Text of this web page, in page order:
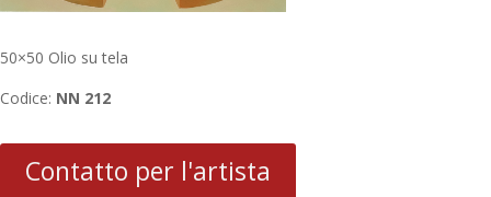
50×50 Olio su tela
Codice: NN 212
Contatto per l'artista